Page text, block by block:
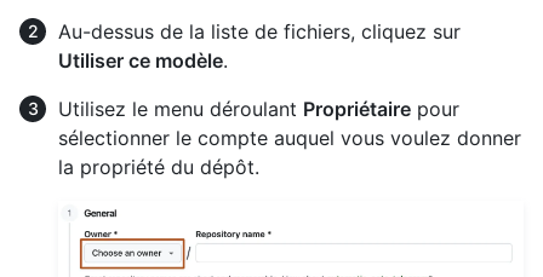
Au-dessus de la liste de fichiers, cliquez sur
Utiliser ce modèle.
Utilisez le menu déroulant Propriétaire pour
sélectionner le compte auquel vous voulez donner
la propriété du dépôt.